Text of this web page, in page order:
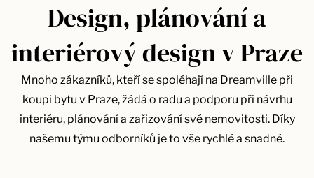
Design, plánování a
interiérový design v Praze
Mnoho zákazníků, kteří se spoléhají na Dreamville při
koupi bytu v Praze, žádá o radu a podporu při návrhu
interiéru, plánování a zařizování své nemovitosti. Díky
našemu týmu odborníků je to vše rychlé a snadné.